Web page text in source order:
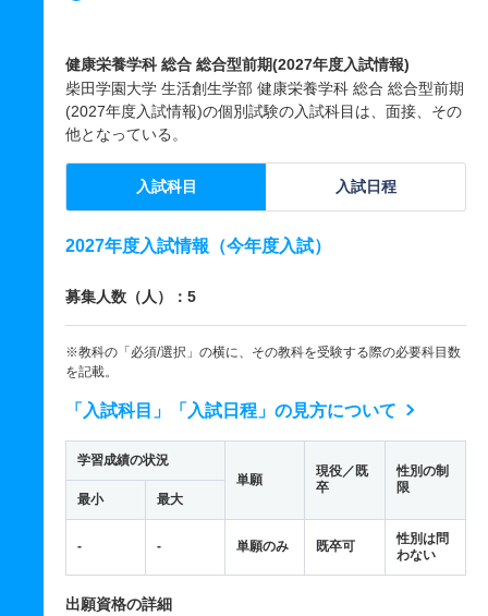
健康栄養学科 総合 総合型前期(2027年度入試情報)
柴田学園大学 生活創生学部 健康栄養学科 総合 総合型前期
(2027年度入試情報)の個別試験の入試科目は、面接、その
他となっている。
入試科目 入試日程
2027年度入試情報（今年度入試）
募集人数（人）：5
※教科の「必須/選択」の横に、その教科を受験する際の必要科目数
を記載。
「入試科目」「入試日程」の見方について
学習成績の状況
単願
現役／既
卒
性別の制
限
最小 最大
- - 単願のみ 既卒可
性別は問
わない
出願資格の詳細